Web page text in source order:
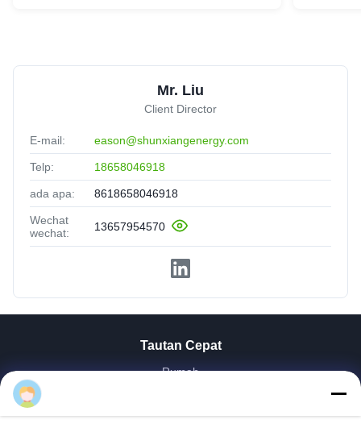
Mr. Liu
Client Director
E-mail: eason@shunxiangenergy.com
Telp: 18658046918
ada apa: 8618658046918
Wechat
wechat:
13657954570
Tautan Cepat
Rumah
Video